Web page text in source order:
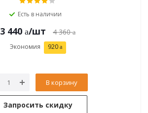
Есть в наличии
3 440 /шт 4 360
Экономия 920
В корзину
Запросить скидку